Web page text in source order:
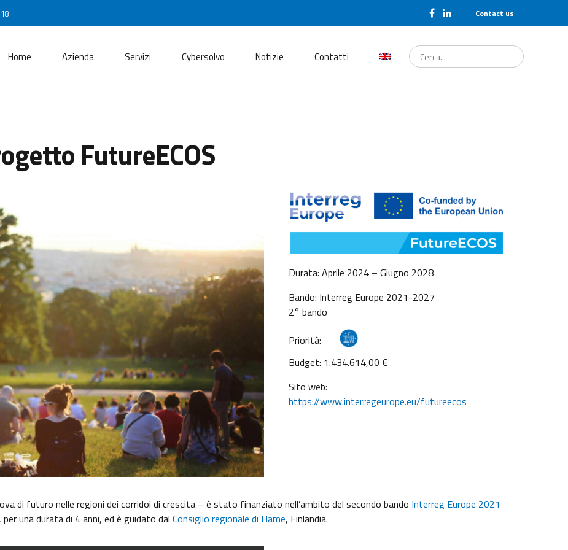
Contact us
Home Azienda Servizi Cybersolvo Notizie Contatti
Cerca...
FutureECOS
Durata: Aprile 2024 – Giugno 2028
Bando: Interreg Europe 2021-2027
2° bando
Priorità:
Budget: 1.434.614,00 €
Sito web:
https://www.interregeurope.eu/futureecos
di futuro nelle regioni dei corridoi di crescita – è stato finanziato nell’ambito del secondo bando Interreg Europe 2021
una durata di 4 anni, ed è guidato dal Consiglio regionale di Häme, Finlandia.